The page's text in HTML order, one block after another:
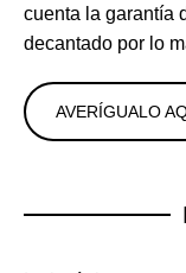
cuenta la garantía
decantado por lo
AVERÍGUALO